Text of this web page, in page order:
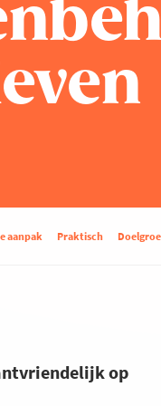
aanpak Praktisch
op